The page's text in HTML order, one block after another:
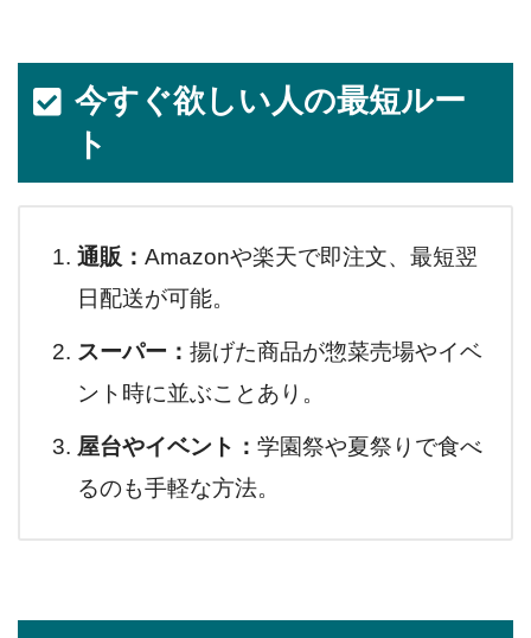
今すぐ欲しい人の最短ルー
ト
通販： Amazonや楽天で即注文、最短翌
日配送が可能。
スーパー： 揚げた商品が惣菜売場やイベ
ント時に並ぶことあり。
屋台やイベント： 学園祭や夏祭りで食べ
るのも手軽な方法。